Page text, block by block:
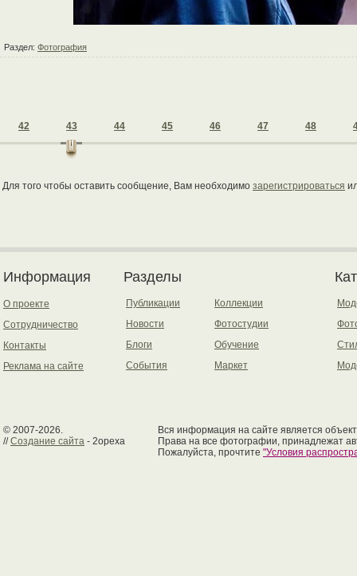
Раздел: Фотография
42 43 44 45 46 47 48
Для того чтобы оставить сообщение, Вам необходимо зарегистрироваться
Информация
О проекте
Сотрудничество
Контакты
Реклама на сайте
Разделы
Публикации
Новости
Блоги
События
Коллекции
Фотостудии
Обучение
Маркет
© 2007-2026.
//Создание сайта - 2opexa
Вся информация на сайте является
Права на все фотографии, принадлежат
Пожалуйста, прочтите "Условия